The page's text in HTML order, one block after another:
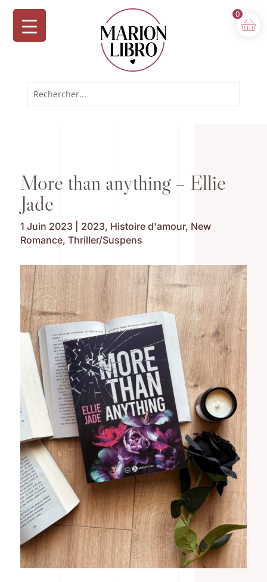
More than anything – Ellie
Jade
1 Juin 2023| 2023, Histoire d'amour, New
Romance, Thriller/Suspens
0